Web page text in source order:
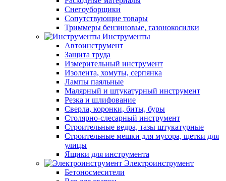
Снегоуборщики
Сопутствующие товары
Триммеры бензиновые, газонокосилки
Инструменты
Автоинструмент
Защита труда
Измерительный инструмент
Изолента, хомуты, серпянка
Лампы паяльные
Малярный и штукатурный инструмент
Резка и шлифование
Сверла, коронки, биты, буры
Столярно-слесарный инструмент
Строительные ведра, тазы штукатурные
Строительные мешки для мусора, щетки для
улицы
Ящики для инструмента
Электроинструмент
Бетоносмесители